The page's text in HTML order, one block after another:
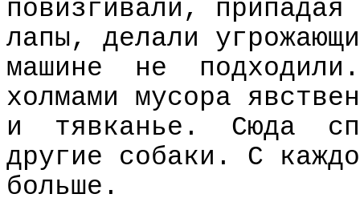
повизгивали, припадая
лапы, делали
машине
не
подходили.
холмами мусора
и
тявканье. Сюда
другие собаки. С
больше.